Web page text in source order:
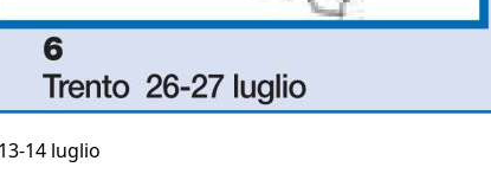
14 luglio